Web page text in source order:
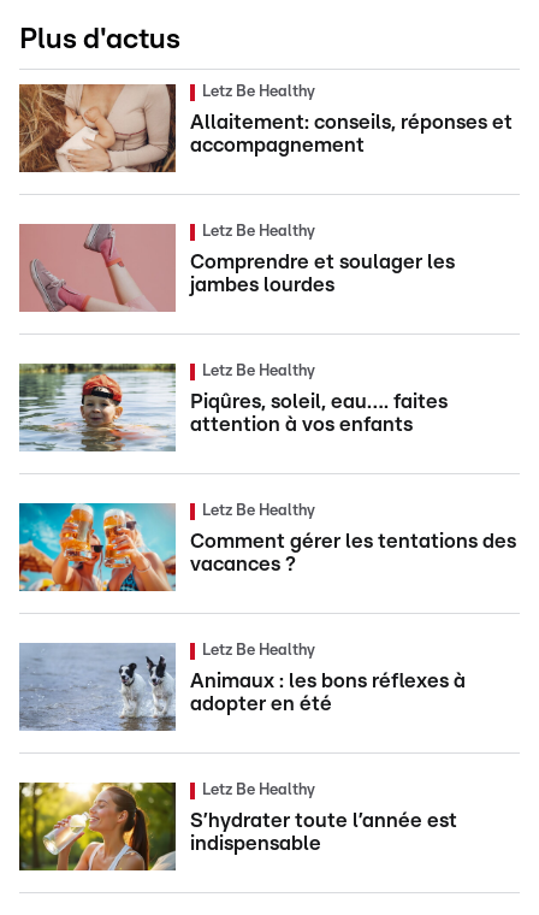
Plus d'actus
Letz Be Healthy
Allaitement: conseils, réponses et
accompagnement
Letz Be Healthy
Comprendre et soulager les
jambes lourdes
Letz Be Healthy
Piqûres, soleil, eau…. faites
attention à vos enfants
Letz Be Healthy
Comment gérer les tentations des
vacances ?
Letz Be Healthy
Animaux : les bons réflexes à
adopter en été
Letz Be Healthy
S’hydrater toute l’année est
indispensable